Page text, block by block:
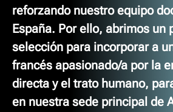
reforzando nuestro equipo
España. Por ello, abrimos un
selección para incorporar a
francés apasionado/a por la
directa y el trato humano,
en nuestra sede principal de